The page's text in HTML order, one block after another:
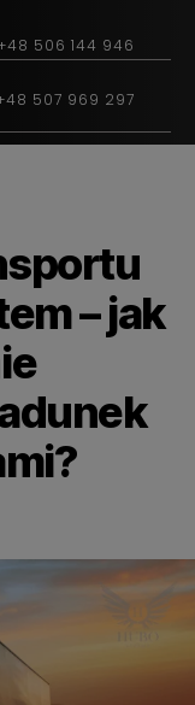
506 144 946
507 969 297
– jak